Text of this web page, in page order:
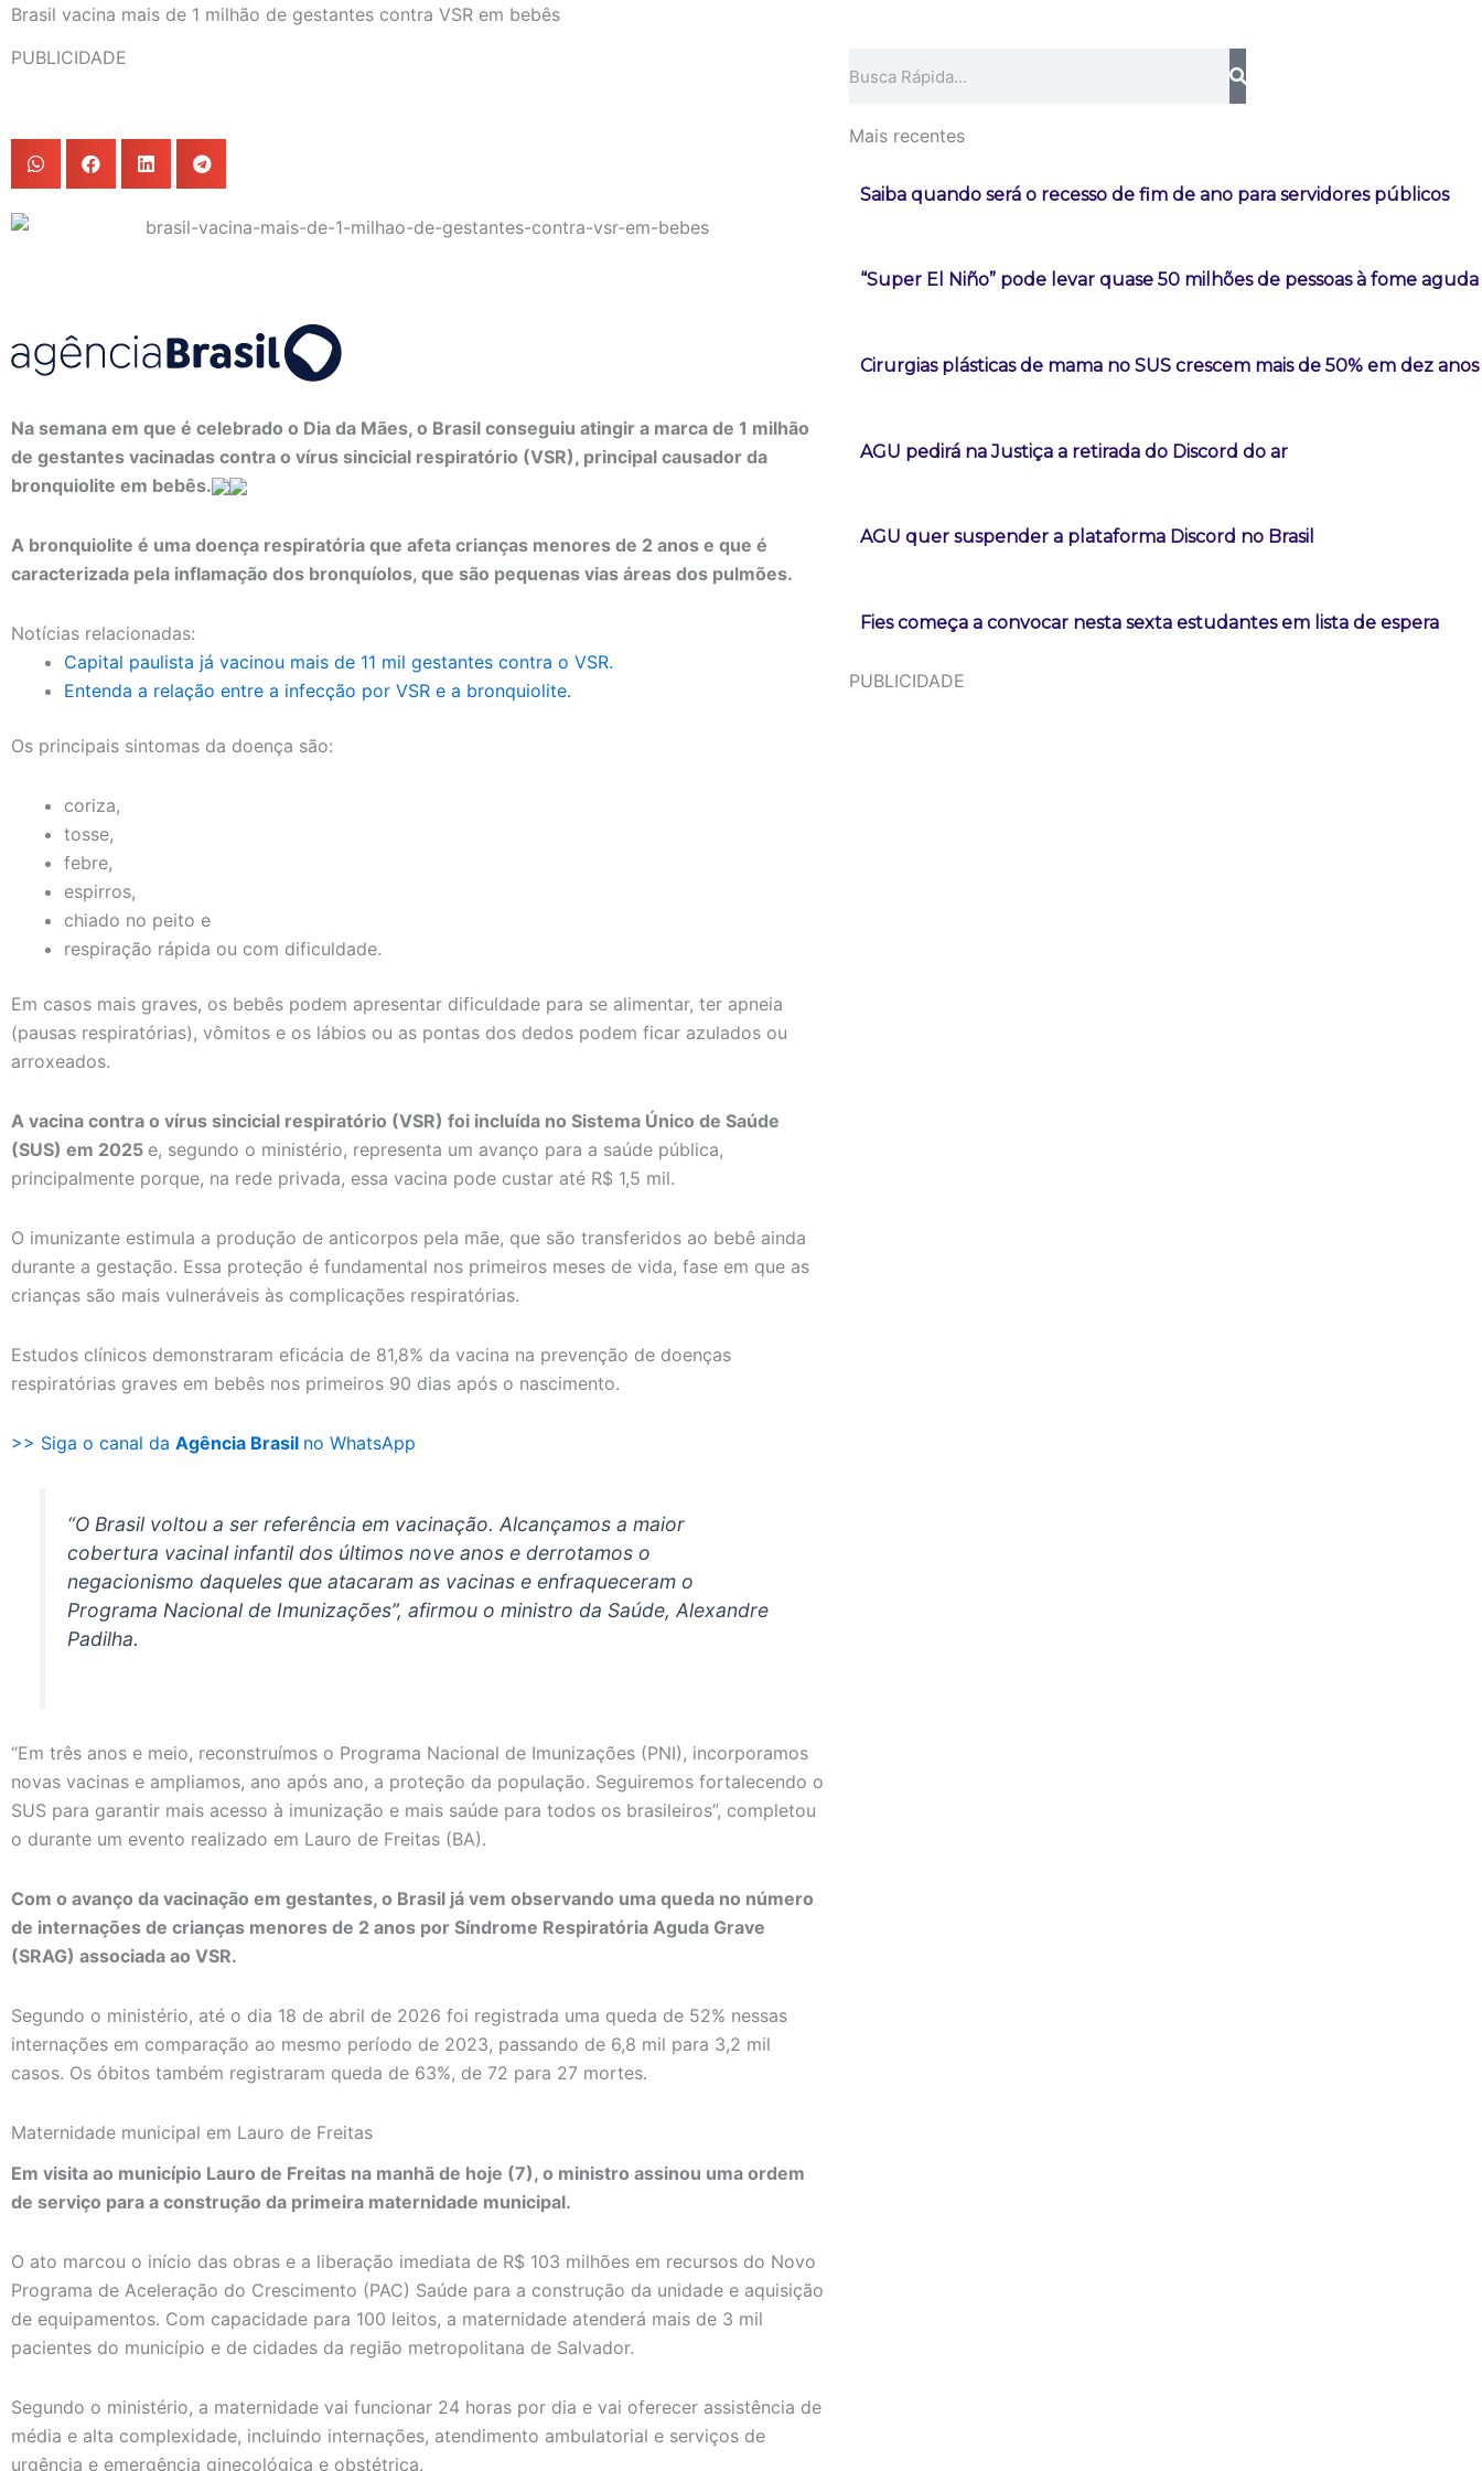
Brasil vacina mais de 1 milhão de gestantes contra VSR em bebês
PUBLICIDADE
Na semana em que é celebrado o Dia da Mães, o Brasil conseguiu atingir a marca de 1 milhão
de gestantes vacinadas contra o vírus sincicial respiratório (VSR), principal causador da
bronquiolite em bebês.
A bronquiolite é uma doença respiratória que afeta crianças menores de 2 anos e que é
caracterizada pela inflamação dos bronquíolos, que são pequenas vias áreas dos pulmões.
Notícias relacionadas:
Capital paulista já vacinou mais de 11 mil gestantes contra o VSR.
Entenda a relação entre a infecção por VSR e a bronquiolite.
Os principais sintomas da doença são:
coriza,
tosse,
febre,
espirros,
chiado no peito e
respiração rápida ou com dificuldade.
Em casos mais graves, os bebês podem apresentar dificuldade para se alimentar, ter apneia
(pausas respiratórias), vômitos e os lábios ou as pontas dos dedos podem ficar azulados ou
arroxeados.
A vacina contra o vírus sincicial respiratório (VSR) foi incluída no Sistema Único de Saúde
(SUS) em 2025 e, segundo o ministério, representa um avanço para a saúde pública,
principalmente porque, na rede privada, essa vacina pode custar até R$ 1,5 mil.
O imunizante estimula a produção de anticorpos pela mãe, que são transferidos ao bebê ainda
durante a gestação. Essa proteção é fundamental nos primeiros meses de vida, fase em que as
crianças são mais vulneráveis às complicações respiratórias.
Estudos clínicos demonstraram eficácia de 81,8% da vacina na prevenção de doenças
respiratórias graves em bebês nos primeiros 90 dias após o nascimento.
>> Siga o canal da Agência Brasil no WhatsApp
“O Brasil voltou a ser referência em vacinação. Alcançamos a maior
cobertura vacinal infantil dos últimos nove anos e derrotamos o
negacionismo daqueles que atacaram as vacinas e enfraqueceram o
Programa Nacional de Imunizações”, afirmou o ministro da Saúde, Alexandre
Padilha.
“Em três anos e meio, reconstruímos o Programa Nacional de Imunizações (PNI), incorporamos
novas vacinas e ampliamos, ano após ano, a proteção da população. Seguiremos fortalecendo o
SUS para garantir mais acesso à imunização e mais saúde para todos os brasileiros”, completou
o durante um evento realizado em Lauro de Freitas (BA).
Com o avanço da vacinação em gestantes, o Brasil já vem observando uma queda no número
de internações de crianças menores de 2 anos por Síndrome Respiratória Aguda Grave
(SRAG) associada ao VSR.
Segundo o ministério, até o dia 18 de abril de 2026 foi registrada uma queda de 52% nessas
internações em comparação ao mesmo período de 2023, passando de 6,8 mil para 3,2 mil
casos. Os óbitos também registraram queda de 63%, de 72 para 27 mortes.
Maternidade municipal em Lauro de Freitas
Em visita ao município Lauro de Freitas na manhã de hoje (7), o ministro assinou uma ordem
de serviço para a construção da primeira maternidade municipal.
O ato marcou o início das obras e a liberação imediata de R$ 103 milhões em recursos do Novo
Programa de Aceleração do Crescimento (PAC) Saúde para a construção da unidade e aquisição
de equipamentos. Com capacidade para 100 leitos, a maternidade atenderá mais de 3 mil
pacientes do município e de cidades da região metropolitana de Salvador.
Segundo o ministério, a maternidade vai funcionar 24 horas por dia e vai oferecer assistência de
média e alta complexidade, incluindo internações, atendimento ambulatorial e serviços de
urgência e emergência ginecológica e obstétrica.
Mais recentes
Saiba quando será o recesso de fim de ano para servidores públicos
“Super El Niño” pode levar quase 50 milhões de pessoas à fome aguda
Cirurgias plásticas de mama no SUS crescem mais de 50% em dez anos
AGU pedirá na Justiça a retirada do Discord do ar
AGU quer suspender a plataforma Discord no Brasil
Fies começa a convocar nesta sexta estudantes em lista de espera
PUBLICIDADE